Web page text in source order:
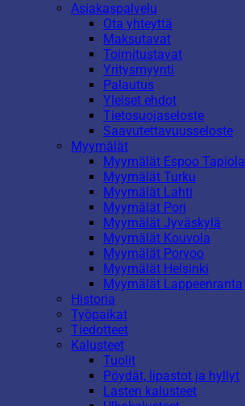
Asiakaspalvelu
Ota yhteyttä
Maksutavat
Toimitustavat
Yritysmyynti
Palautus
Yleiset ehdot
Tietosuojaseloste
Saavutettavuusseloste
Myymälät
Myymälät Espoo Tapiola
Myymälät Turku
Myymälät Lahti
Myymälät Pori
Myymälät Jyväskylä
Myymälät Kouvola
Myymälät Porvoo
Myymälät Helsinki
Myymälät Lappeenranta
Historia
Työpaikat
Tiedotteet
Kalusteet
Tuolit
Pöydät, lipastot ja hyllyt
Lasten kalusteet